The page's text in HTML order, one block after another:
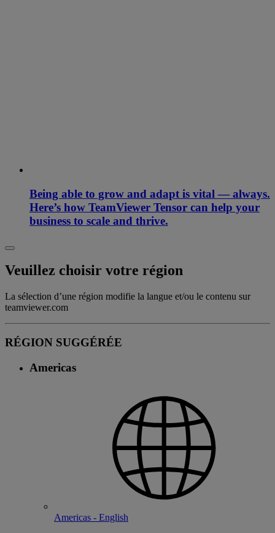
Being able to grow and adapt is vital — always.
Here’s how TeamViewer Tensor can help your
business to scale and thrive.
Veuillez choisir votre région
La sélection d’une région modifie la langue et/ou le contenu sur
teamviewer.com
RÉGION SUGGÉRÉE
Americas
Americas - English